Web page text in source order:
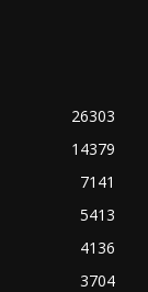
26303
14379
7141
5413
4136
3704